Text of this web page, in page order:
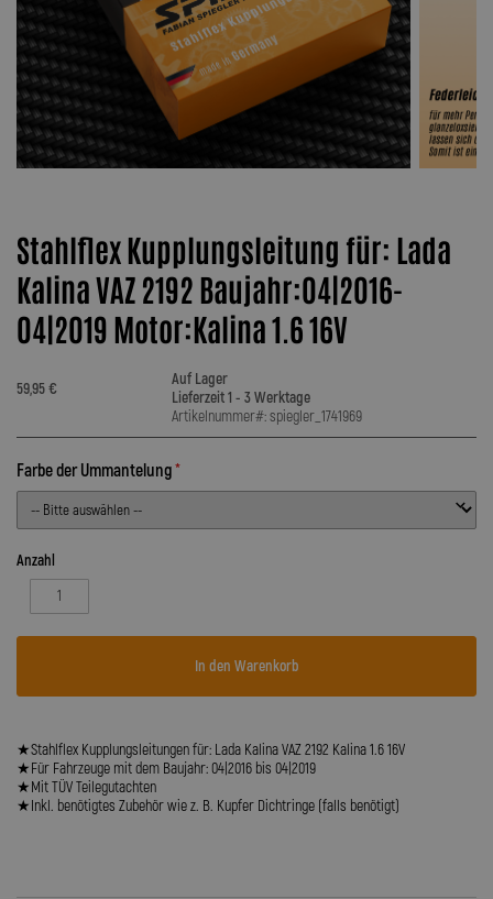
Stahlflex Kupplungsleitung für: Lada
Kalina VAZ 2192 Baujahr:04|2016-
04|2019 Motor:Kalina 1.6 16V
59,95 €
Auf Lager
Lieferzeit 1 - 3 Werktage
Artikelnummer#: spiegler_1741969
Farbe der Ummantelung
Anzahl
In den Warenkorb
★Stahlflex Kupplungsleitungen für: Lada Kalina VAZ 2192 Kalina 1.6 16V
★Für Fahrzeuge mit dem Baujahr: 04|2016 bis 04|2019
★Mit TÜV Teilegutachten
★Inkl. benötigtes Zubehör wie z. B. Kupfer Dichtringe (falls benötigt)